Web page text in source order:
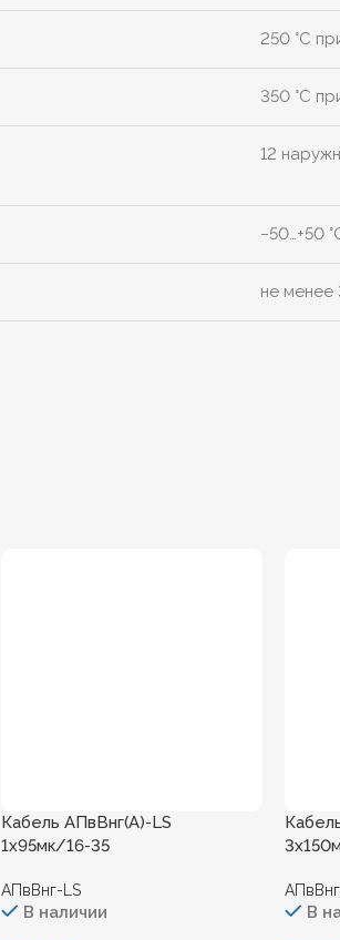
250 °C
350 °C
12
−50…+50
не менее
Кабель АПвВнг(А)-LS
1х95мк/16-35
АПвВнг-LS
В наличии В